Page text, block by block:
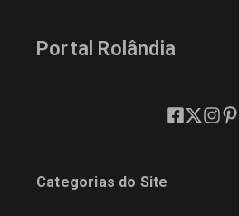
Portal Rolândia
Categorias do Site